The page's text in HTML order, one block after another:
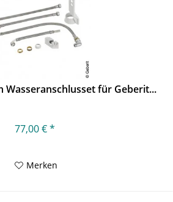
Wasseranschlusset für Geberit...
77,00 € *
Merken